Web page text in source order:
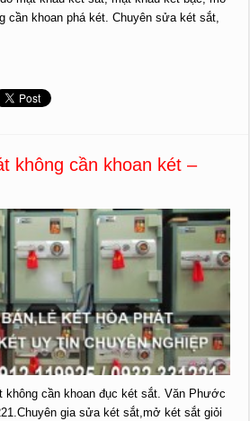
cần khoan phá két. Chuyên sửa két sắt,
không cần khoan két –
không cần khoan đục két sắt. Văn Phước
gia sửa két sắt,mở két sắt giỏi